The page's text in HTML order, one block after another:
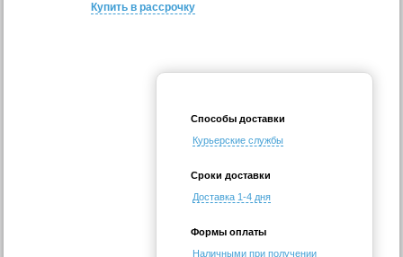
Купить в рассрочку
Способы доставки
Курьерские службы
Сроки доставки
Доставка 1-4 дня
Формы оплаты
Наличными при получении